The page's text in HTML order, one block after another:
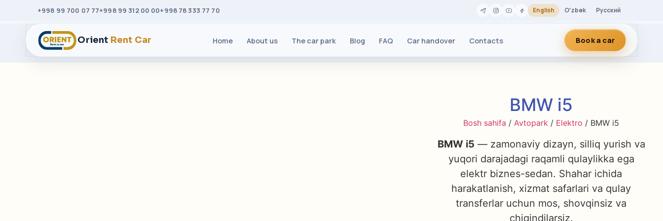
+998 99 700 07 77+998 99 312 00 00+998 78 333 77 70 English Oʻzbek Русский
Orient Rent Car Home About us The car park Blog FAQ Car handover Contacts Book a car
BMW i5
Bosh sahifa /Avtopark / Elektro / BMW i5
BMW i5 — zamonaviy dizayn, silliq yurish va
yuqori darajadagi raqamli qulaylikka ega
elektr biznes-sedan. Shahar ichida
harakatlanish, xizmat safarlari va qulay
transferlar uchun mos, shovqinsiz va
chiqindilarsiz.